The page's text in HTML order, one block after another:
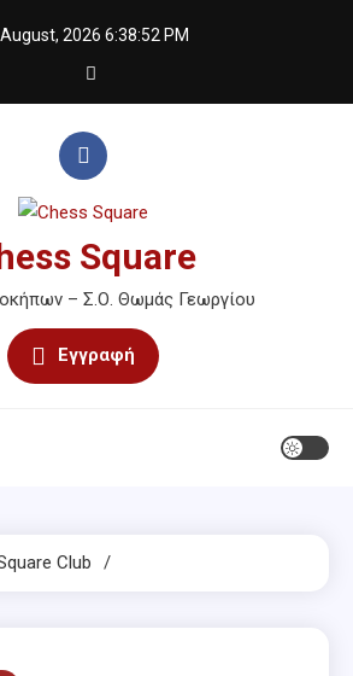
2026 6:38:52 PM
Square
– Σ.Ο. Θωμάς Γεωργίου
Εγγραφή
Club